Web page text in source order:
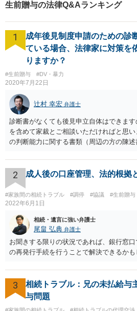
生前贈与の法律Q&Aランキング
1
成年後見制度申請のための診
ている場合、法律家に対策を
りますか？
#生前贈与 #DV・暴力
2020年7月22日
辻村 幸宏 弁護士
診断書がなくても後見申立自体はできま
を含めて家裁とご相談いただければと思
の判断能力に関する書類（周辺の方の陳
をしていただければそこから先は進むの
た、Aさんの意向を酌みすぎるあまりに
いる施設の問題もありますので、当該地域
ご相談されるのもひとつの方法です。
2 成人後の口座管理、法的根拠
#家族間の相続トラブル #調停 #協議 #生前贈与
2022年6月1日
相続・遺言に強い弁護士
尾畠 弘典 弁護士
お聞きする限りの状況であれば、銀行窓
の再発行手続を行うことで解決できるかも
3
相続トラブル：兄の未払給与
与問題